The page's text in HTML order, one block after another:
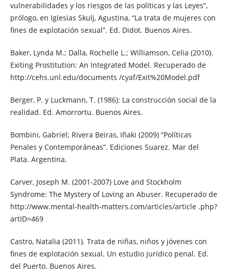
vulnerabilidades y los riesgos de las políticas y las Leyes”,
prólogo, en Iglesias Skulj, Agustina, “La trata de mujeres con
fines de explotación sexual”. Ed. Didot. Buenos Aires.
Baker, Lynda M.; Dalla, Rochelle L.; Williamson, Celia (2010).
Exiting Prostitution: An Integrated Model. Recuperado de
http://cehs.unl.edu/documents /cyaf/Exit%20Model.pdf
Berger, P. y Luckmann, T. (1986): La construcción social de la
realidad. Ed. Amorrortu. Buenos Aires.
Bombini, Gabriel; Rivera Beiras, Iñaki (2009) “Políticas
Penales y Contemporáneas”. Ediciones Suarez. Mar del
Plata. Argentina.
Carver, Joseph M. (2001-2007) Love and Stockholm
Syndrome: The Mystery of Loving an Abuser. Recuperado de
http://www.mental-health-matters.com/articles/article .php?
artID=469
Castro, Natalia (2011). Trata de niñas, niños y jóvenes con
fines de explotación sexual. Un estudio jurídico penal. Ed.
del Puerto. Buenos Aires.